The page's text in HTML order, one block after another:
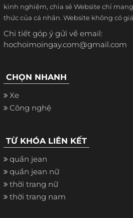
kinh nghiệm, chia sẻ Website chỉ
thức của cá nhân. Website không có
Chi tiết góp ý gửi về email:
hochoimoingay.com@gmail.com
CHỌN NHANH
Xe
Công nghệ
TỪ KHÓA LIÊN KẾT
quần jean
quần jean nữ
thời trang nữ
thời trang nam